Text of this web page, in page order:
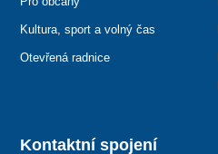
Kontaktní spojení
Kultura, sport a volný čas
Otevřená radnice